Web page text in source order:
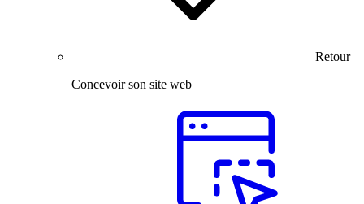
Retour
Concevoir son site web